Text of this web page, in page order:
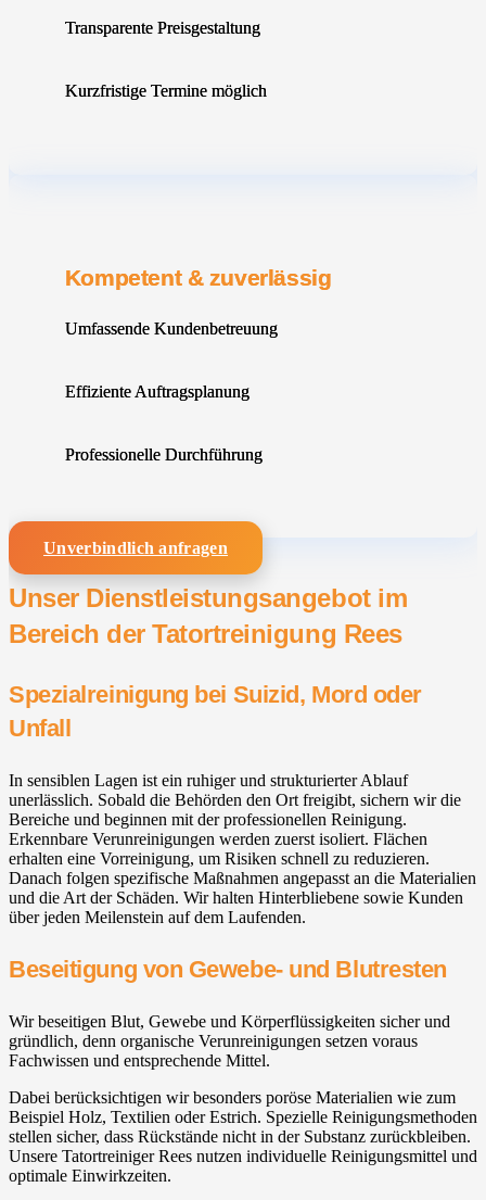
Transparente Preisgestaltung
Kurzfristige Termine möglich
Kompetent & zuverlässig
Umfassende Kundenbetreuung
Effiziente Auftragsplanung
Professionelle Durchführung
Unverbindlich anfragen
Unser Dienstleistungsangebot im
Bereich der Tatortreinigung Rees
Spezialreinigung bei Suizid, Mord oder
Unfall
In sensiblen Lagen ist ein ruhiger und strukturierter Ablauf
unerlässlich. Sobald die Behörden den Ort freigibt, sichern wir die
Bereiche und beginnen mit der professionellen Reinigung.
Erkennbare Verunreinigungen werden zuerst isoliert. Flächen
erhalten eine Vorreinigung, um Risiken schnell zu reduzieren.
Danach folgen spezifische Maßnahmen angepasst an die Materialien
und die Art der Schäden. Wir halten Hinterbliebene sowie Kunden
über jeden Meilenstein auf dem Laufenden.
Beseitigung von Gewebe- und Blutresten
Wir beseitigen Blut, Gewebe und Körperflüssigkeiten sicher und
gründlich, denn organische Verunreinigungen setzen voraus
Fachwissen und entsprechende Mittel.
Dabei berücksichtigen wir besonders poröse Materialien wie zum
Beispiel Holz, Textilien oder Estrich. Spezielle Reinigungsmethoden
stellen sicher, dass Rückstände nicht in der Substanz zurückbleiben.
Unsere Tatortreiniger Rees nutzen individuelle Reinigungsmittel und
optimale Einwirkzeiten.